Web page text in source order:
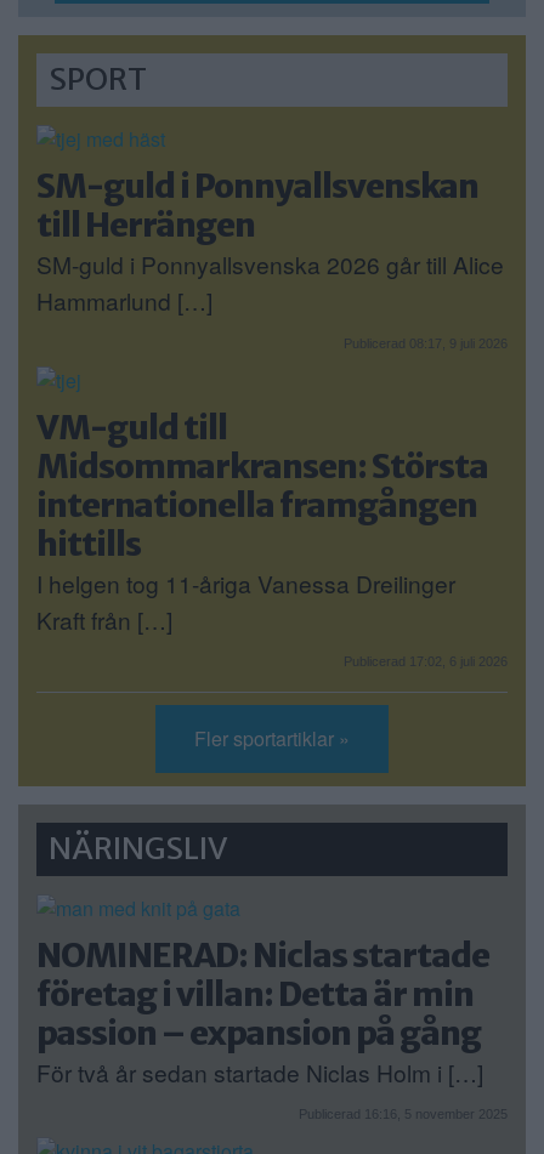
SPORT
SM-guld i Ponnyallsvenskan
till Herrängen
SM-guld i Ponnyallsvenska 2026 går till Alice
Hammarlund […]
Publicerad 08:17, 9 juli 2026
VM-guld till
Midsommarkransen: Största
internationella framgången
hittills
I helgen tog 11-åriga Vanessa Dreilinger
Kraft från […]
Publicerad 17:02, 6 juli 2026
Fler sportartiklar »
NÄRINGSLIV
NOMINERAD: Niclas startade
företag i villan: Detta är min
passion – expansion på gång
För två år sedan startade Niclas Holm i […]
Publicerad 16:16, 5 november 2025